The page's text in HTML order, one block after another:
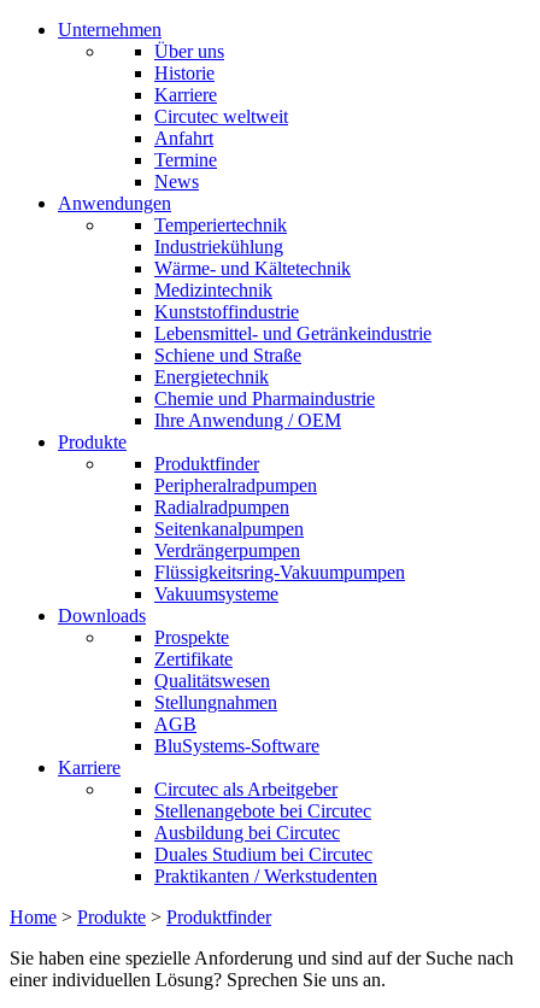
Unternehmen
Über uns
Historie
Karriere
Circutec weltweit
Anfahrt
Termine
News
Anwendungen
Temperiertechnik
Industriekühlung
Wärme- und Kältetechnik
Medizintechnik
Kunststoffindustrie
Lebensmittel- und Getränkeindustrie
Schiene und Straße
Energietechnik
Chemie und Pharmaindustrie
Ihre Anwendung / OEM
Produkte
Produktfinder
Peripheralradpumpen
Radialradpumpen
Seitenkanalpumpen
Verdrängerpumpen
Flüssigkeitsring-Vakuumpumpen
Vakuumsysteme
Downloads
Prospekte
Zertifikate
Qualitätswesen
Stellungnahmen
AGB
BluSystems-Software
Karriere
Circutec als Arbeitgeber
Stellenangebote bei Circutec
Ausbildung bei Circutec
Duales Studium bei Circutec
Praktikanten / Werkstudenten
Home > Produkte > Produktfinder
Sie haben eine spezielle Anforderung und sind auf der Suche nach
einer individuellen Lösung? Sprechen Sie uns an.